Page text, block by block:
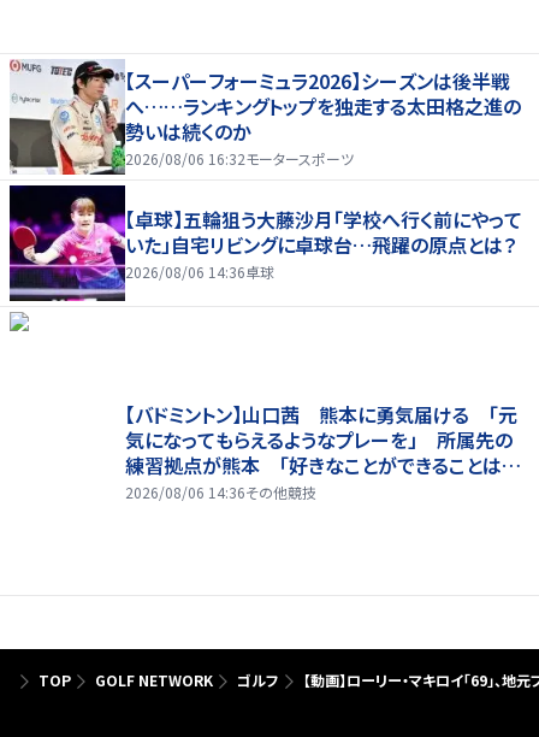
【スーパーフォーミュラ2026】シーズンは後半戦
へ……ランキングトップを独走する太田格之進の
勢いは続くのか
2026/08/06 16:32モータースポーツ
【卓球】五輪狙う大藤沙月「学校へ行く前にやって
いた」自宅リビングに卓球台…飛躍の原点とは？
2026/08/06 14:36卓球
【バドミントン】山口茜 熊本に勇気届ける 「元
気になってもらえるようなプレーを」 所属先の
練習拠点が熊本 「好きなことができることは当
たり前じゃない」
2026/08/06 14:36その他競技
TOP GOLF NETWORK ゴルフ 【動画】ローリー・マキロイ「69」、